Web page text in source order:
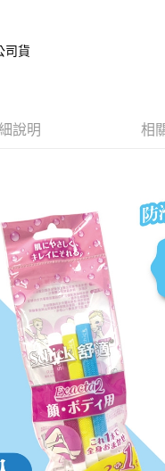
會員、不需綁卡、不需儲值。
「AFTEE先享後付」後，將跳轉
認證並確認金額後，即可完成結
，您將收到繳費通知簡訊。
訊後14天內，點擊此簡訊中的連
多元方式進行付款，方視為交易
完成當下不需立刻繳費，但若您
經商家同意取消之訂單仍視為有
「AFTEE先享後付 」之結帳頁
後需取消欲退款等相關疑問，請
netprotections.freshdesk.com/
股份有限公司提供之「AFTEE先
要範圍內提供個人資料，並將交
份有限公司。
含以上)免運費
含以上)免運費
司貨
說明 相